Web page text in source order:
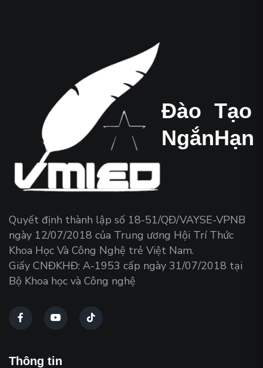
Đào
Ngắn
Tạo
Hạn
Quyết định thành lập số 18-51/QĐ/VAYSE-VPNB
ngày 12/07/2018 của Trung ương Hội Trí Thức
Khoa Học Và Công Nghệ trẻ Việt Nam.
Giấy CNĐKHĐ: A-1953 cấp ngày 31/07/2018 tại
Bộ Khoa học và Công nghệ
Thông tin